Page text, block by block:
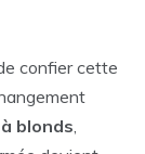
confier cette
blonds